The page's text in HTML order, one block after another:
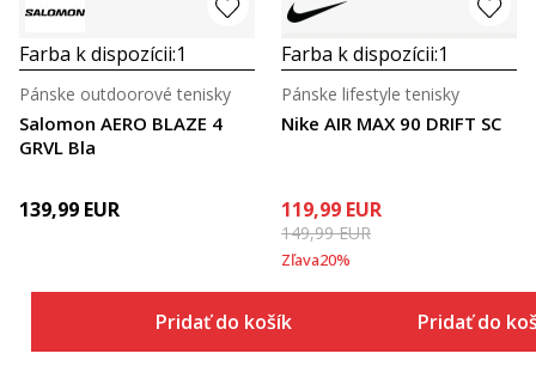
Farba k dispozícii:1
Salomon AERO BLAZE 4
GRVL Bla
Pánske outdoorové tenisky
139,99 EUR
Pridať do košíka
Farba k dispozícii:1
Nike AIR MAX 90 DRIFT SC
Pánske lifestyle tenisky
119,99 EUR
149,99EUR
Zľava20%
Pridať do